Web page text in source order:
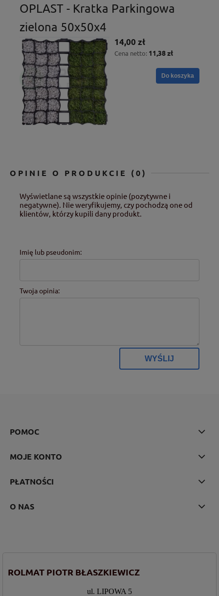
OPLAST - Kratka Parkingowa
zielona 50x50x4
14,00 zł
Cena netto: 11,38 zł
Do koszyka
OPINIE O PRODUKCIE (0)
Wyświetlane są wszystkie opinie (pozytywne i
negatywne). Nie weryfikujemy, czy pochodzą one od
klientów, którzy kupili dany produkt.
Imię lub pseudonim:
Twoja opinia:
WYŚLIJ
POMOC
MOJE KONTO
PŁATNOŚCI
O NAS
ROLMAT PIOTR BŁASZKIEWICZ
ul. LIPOWA 5